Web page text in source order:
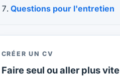
Questions pour l'entretien
CRÉER UN CV
Faire seul ou aller plus vite